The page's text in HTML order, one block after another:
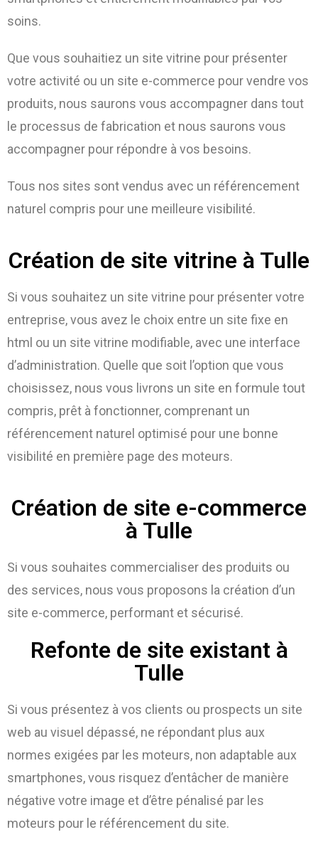
soins.
Que vous souhaitiez un site vitrine pour présenter
votre activité ou un site e-commerce pour vendre vos
produits, nous saurons vous accompagner dans tout
le processus de fabrication et nous saurons vous
accompagner pour répondre à vos besoins.
Tous nos sites sont vendus avec un référencement
naturel compris pour une meilleure visibilité.
Création de site vitrine à Tulle
Si vous souhaitez un site vitrine pour présenter votre
entreprise, vous avez le choix entre un site fixe en
html ou un site vitrine modifiable, avec une interface
d’administration. Quelle que soit l’option que vous
choisissez, nous vous livrons un site en formule tout
compris, prêt à fonctionner, comprenant un
référencement naturel optimisé pour une bonne
visibilité en première page des moteurs.
Création de site e-commerce
à Tulle
Si vous souhaites commercialiser des produits ou
des services, nous vous proposons la création d’un
site e-commerce, performant et sécurisé.
Refonte de site existant à
Tulle
Si vous présentez à vos clients ou prospects un site
web au visuel dépassé, ne répondant plus aux
normes exigées par les moteurs, non adaptable aux
smartphones, vous risquez d’entâcher de manière
négative votre image et d’être pénalisé par les
moteurs pour le référencement du site.